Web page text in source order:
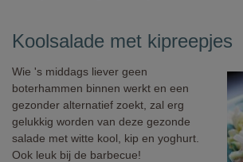
Koolsalade met kipreepjes
Wie 's middags liever geen
boterhammen binnen werkt en een
gezonder alternatief zoekt, zal erg
gelukkig worden van deze gezonde
salade met witte kool, kip en yoghurt.
Ook leuk bij de barbecue!